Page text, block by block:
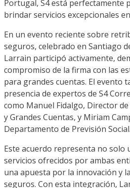
Portugal, S4 está perfectamente
brindar servicios excepcionales
En un evento reciente sobre
seguros, celebrado en Santiago
Larrain participó activamente,
compromiso de la firma con las
para grandes cuentas. El evento
presencia de expertos de S4
como Manuel Fidalgo, Director
y Grandes Cuentas, y Miriam
Departamento de Previsión Social.
Este acuerdo representa no solo
servicios ofrecidos por ambas
una apuesta por la innovación y
seguros. Con esta integración,